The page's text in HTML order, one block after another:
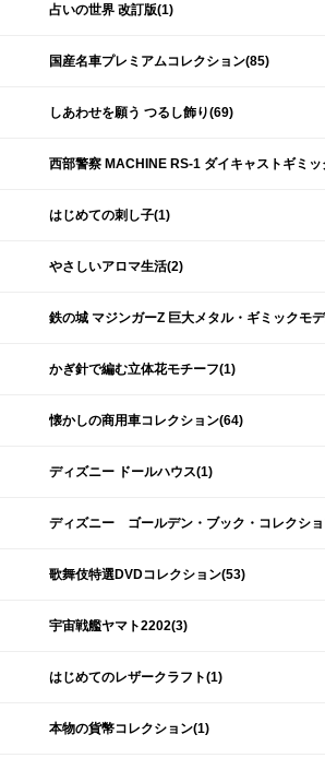
占いの世界 改訂版(1)
国産名車プレミアムコレクション(85)
しあわせを願う つるし飾り(69)
西部警察 MACHINE RS-1 ダイキャストギミ
はじめての刺し子(1)
やさしいアロマ生活(2)
鉄の城 マジンガーZ 巨大メタル・ギミックモ
かぎ針で編む立体花モチーフ(1)
懐かしの商用車コレクション(64)
ディズニー ドールハウス(1)
ディズニー ゴールデン・ブック・コレクシ
歌舞伎特選DVDコレクション(53)
宇宙戦艦ヤマト2202(3)
はじめてのレザークラフト(1)
本物の貨幣コレクション(1)